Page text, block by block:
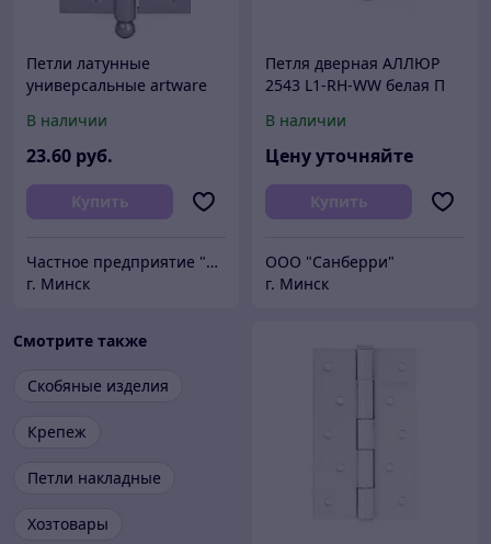
Петли латунные
универсальные artware
В наличии
23.60 руб.
Купить
Частное предприятие "Сибалок"
г. Минск
Петля дверная АЛЛЮР
2543 L1-RH-WW белая П
В наличии
Цену уточняйте
Купить
ООО "Санберри"
г. Минск
Смотрите также
Скобяные изделия
Крепеж
Петли накладные
Хозтовары